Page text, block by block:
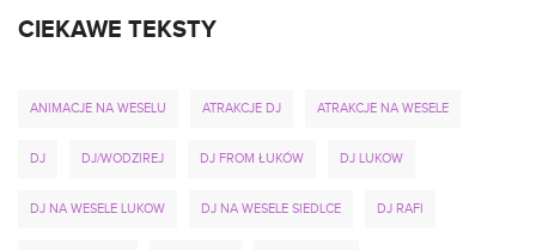
CIEKAWE TEKSTY
ANIMACJE NA WESELU ATRAKCJE DJ ATRAKCJE NA WESELE
DJ DJ/WODZIREJ DJ FROM ŁUKÓW DJ LUKOW
DJ NA WESELE LUKOW DJ NA WESELE SIEDLCE DJ RAFI